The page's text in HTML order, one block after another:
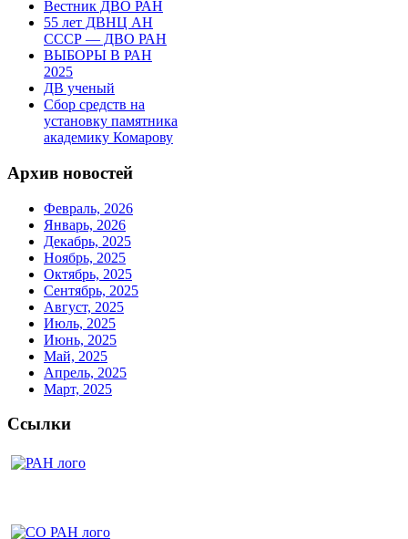
Вестник ДВО РАН
55 лет ДВНЦ АН
СССР — ДВО РАН
ВЫБОРЫ В РАН
2025
ДВ ученый
Сбор средств на
установку памятника
академику Комарову
Архив новостей
Февраль, 2026
Январь, 2026
Декабрь, 2025
Ноябрь, 2025
Октябрь, 2025
Сентябрь, 2025
Август, 2025
Июль, 2025
Июнь, 2025
Май, 2025
Апрель, 2025
Март, 2025
Ссылки